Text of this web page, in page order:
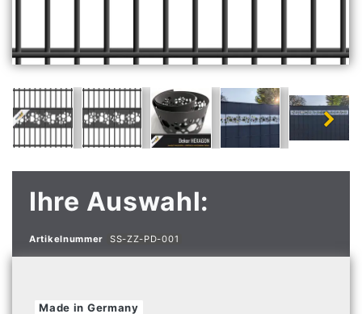
Ihre Auswahl:
Artikelnummer SS-ZZ-PD-001
Made in Germany